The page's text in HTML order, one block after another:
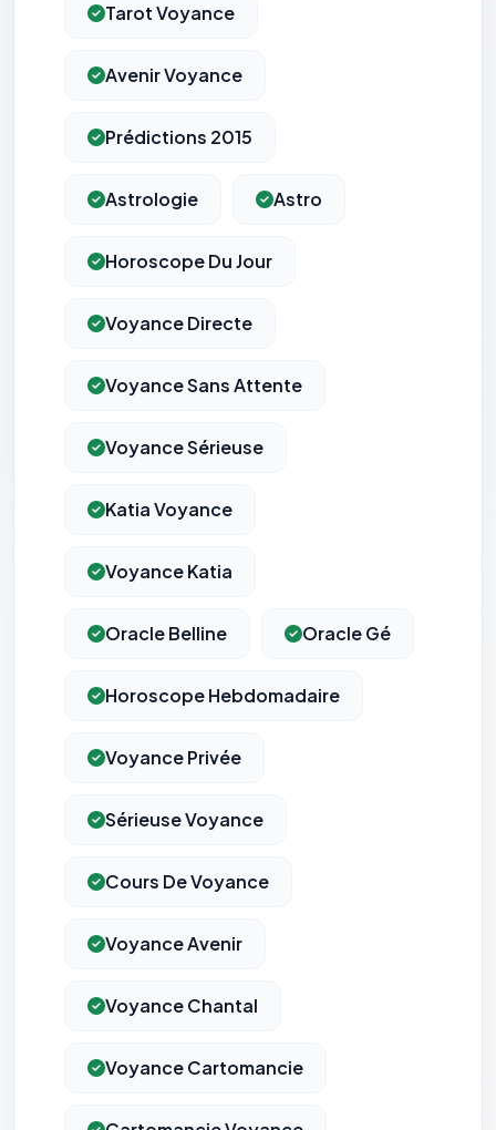
Tarot Voyance
Avenir Voyance
Prédictions 2015
Astrologie Astro
Horoscope Du Jour
Voyance Directe
Voyance Sans Attente
Voyance Sérieuse
Katia Voyance
Voyance Katia
Oracle Belline Oracle Gé
Horoscope Hebdomadaire
Voyance Privée
Sérieuse Voyance
Cours De Voyance
Voyance Avenir
Voyance Chantal
Voyance Cartomancie